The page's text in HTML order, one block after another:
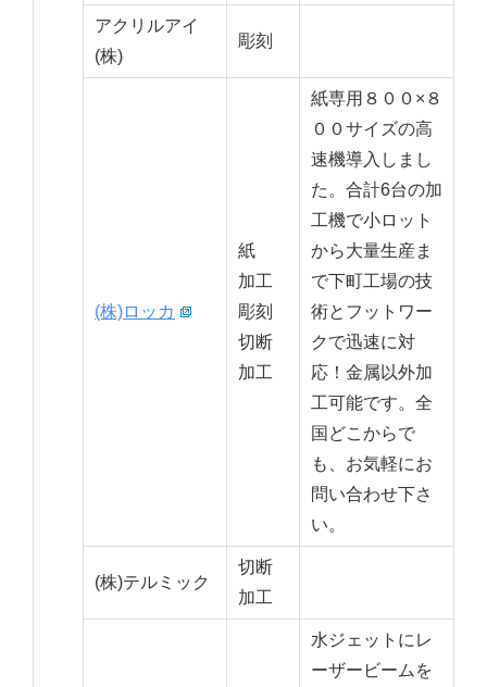
アクリルアイ
(株)
彫刻
(株)ロッカ
紙
加工
彫刻
切断
加工
紙専用８００×８
００サイズの高
速機導入しまし
た。合計6台の加
工機で小ロット
から大量生産ま
で下町工場の技
術とフットワー
クで迅速に対
応！金属以外加
工可能です。全
国どこからで
も、お気軽にお
問い合わせ下さ
い。
(株)テルミック
切断
加工
水ジェットにレ
ーザービームを